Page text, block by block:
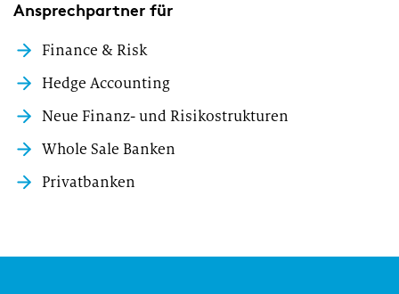
Ansprechpartner für
Finance & Risk
Hedge Accounting
Neue Finanz- und Risikostrukturen
Whole Sale Banken
Privatbanken